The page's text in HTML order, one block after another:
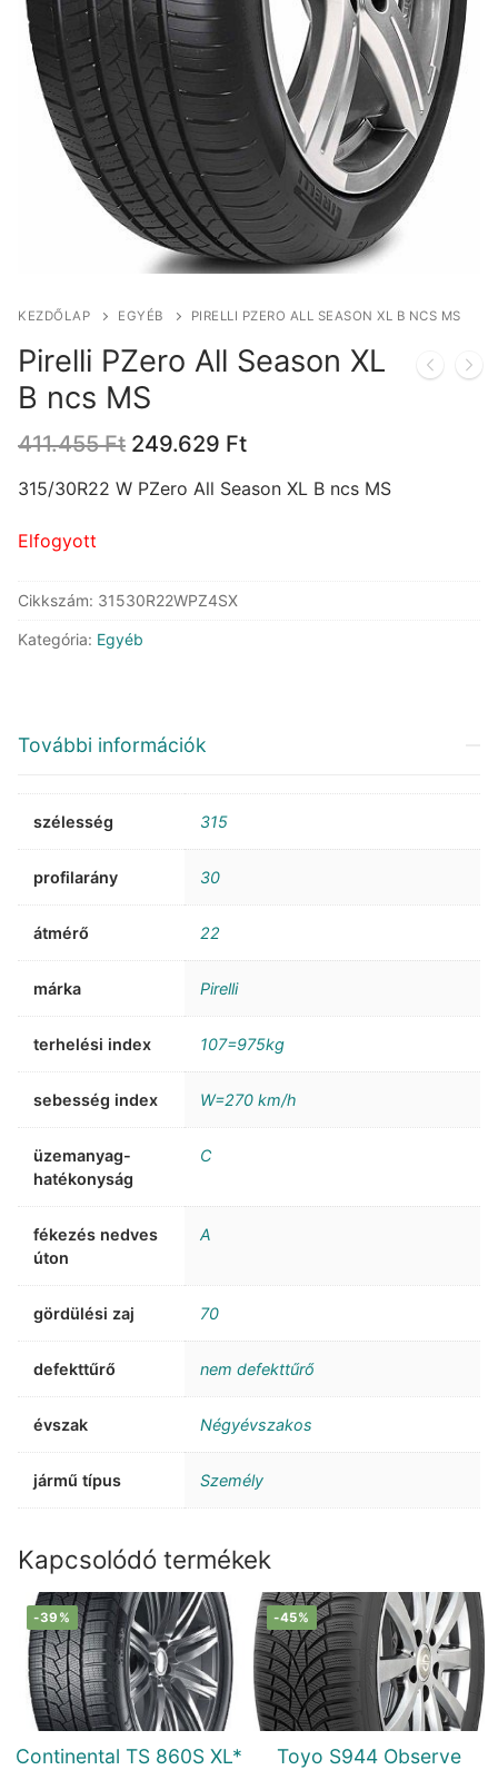
KEZDŐLAP EGYÉB PIRELLI PZERO ALL SEASON XL B NCS MS
Pirelli PZero All Season XL
B ncs MS
411.455Ft Original
was:
249.629 FtCurrent
is:
315/30R22 W PZero All Season XL B ncs MS
Elfogyott
Cikkszám: 31530R22WPZ4SX
Kategória: Egyéb
További információk
szélesség 315
profilarány 30
átmérő 22
márka Pirelli
terhelési index 107=975kg
sebesség index W=270 km/h
üzemanyag-
hatékonyság
C
fékezés nedves
úton
A
gördülési zaj 70
defekttűrő nem defekttűrő
évszak Négyévszakos
jármű típus Személy
Kapcsolódó termékek
-39%
Continental TS 860S XL*
-45%
Toyo S944 Observe